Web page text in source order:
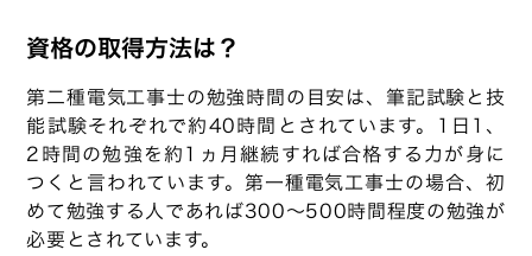
資格の取得方法は？
第二種電気工事士の勉強時間の目安は、筆記試験と技
能試験それぞれで約40時間とされています。1日1、
2時間の勉強を約1ヵ月継続すれば合格する力が身に
つくと言われています。第一種電気工事士の場合、初
めて勉強する人であれば300～500時間程度の勉強が
必要とされています。